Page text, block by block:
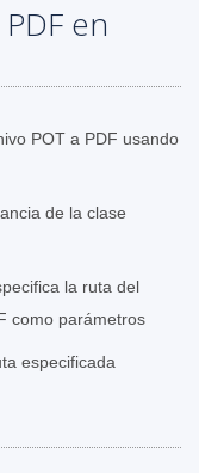
en
POT a PDF usando
de la clase
la ruta del
como parámetros
especificada